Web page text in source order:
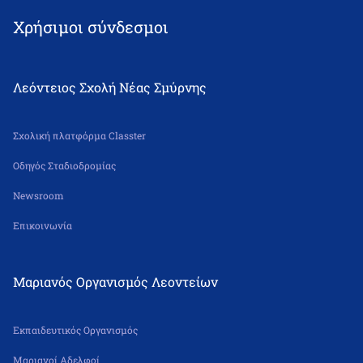
Χρήσιμοι σύνδεσμοι
Λεόντειος Σχολή Νέας Σμύρνης
Σχολική πλατφόρμα Classter
Οδηγός Σταδιοδρομίας
Newsroom
Επικοινωνία
Μαριανός Οργανισμός Λεοντείων
Εκπαιδευτικός Οργανισμός
Μαριανοί Αδελφοί